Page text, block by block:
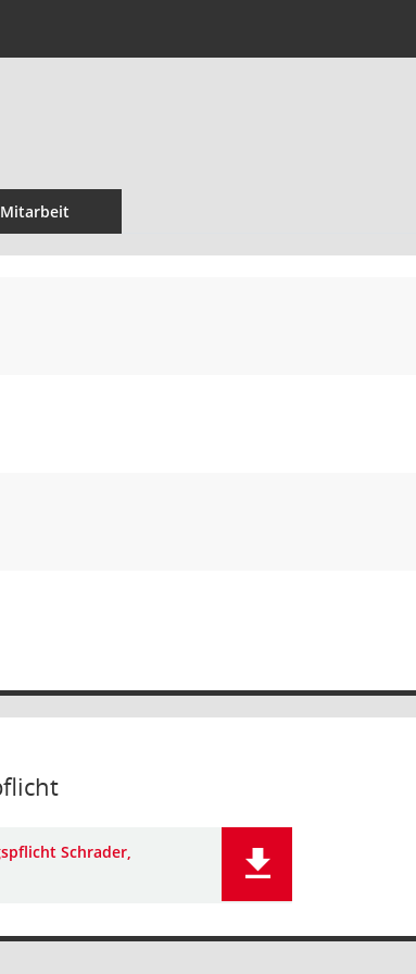
Mitarbeit
Schrader,